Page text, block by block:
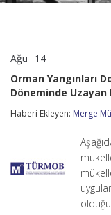
Ağu 14
Dolayısıyla
İlan
Mücbir
Döneminde
Uzayan
Beyan-
Bildirim
Ödeme
Orman Yangınları
Döneminde
Haberi Ekleyen: Merge